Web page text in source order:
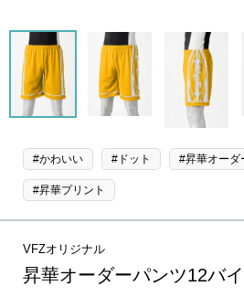
#かわいい #ドット #昇華オーダ
#昇華プリント
VFZオリジナル
昇華オーダーパンツ12バ